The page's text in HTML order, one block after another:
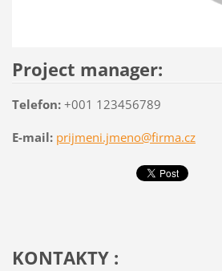
Project manager:
Telefon:+001 123456789
E-mail: prijmeni.jmeno@firma.cz
KONTAKTY :